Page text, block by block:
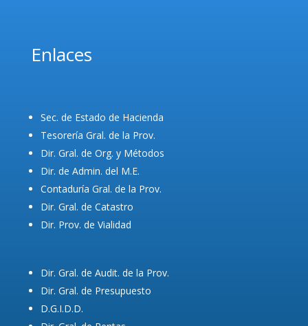
Enlaces
Sec. de Estado de Hacienda
Tesorería Gral. de la Prov.
Dir. Gral. de Org. y Métodos
Dir. de Admin. del M.E.
Contaduría Gral. de la Prov.
Dir. Gral. de Catastro
Dir. Prov. de Vialidad
Dir. Gral. de Audit. de la Prov.
Dir. Gral. de Presupuesto
D.G.I.D.D.